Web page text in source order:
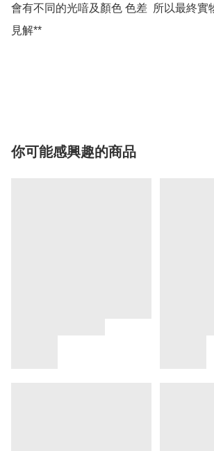
會有不同的光喑及顏色 色差  所以最終實
見解**
你可能感興趣的商品